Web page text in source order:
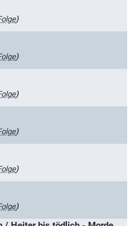
)
)
)
)
)
)